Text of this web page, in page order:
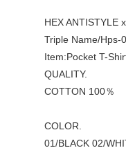
HEX ANTISTYLE
Triple Name/Hps-
Item:Pocket T-
QUALITY.
COTTON 100％
COLOR.
01/BLACK 02/